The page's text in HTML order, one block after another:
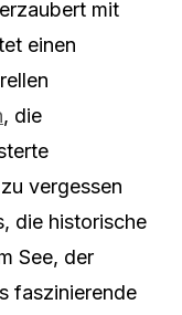
mit
einen
, die
vergessen
die historische
See, der
faszinierende